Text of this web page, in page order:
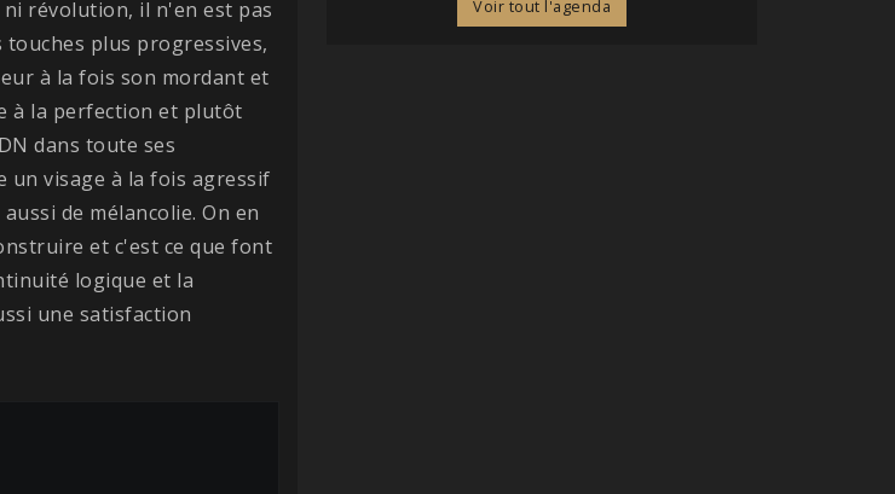
révolution, il n'en est pas
plus progressives,
à la fois son mordant et
à la perfection et plutôt
dans toute ses
visage à la fois agressif
de mélancolie. On en
et c'est ce que font
logique et la
une satisfaction
Voir tout l'agenda